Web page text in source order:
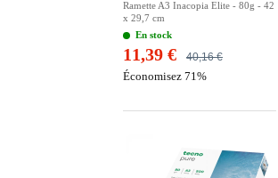
Ramette A3 Inacopia Elite - 80g - 42
x 29,7 cm
En stock
40,16 €
11,39 €
Économisez 71%